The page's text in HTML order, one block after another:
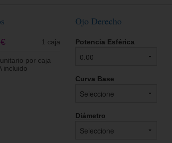
1 caja
por caja
incluido
Ojo Derecho
Potencia Esférica
Curva Base
Diámetro